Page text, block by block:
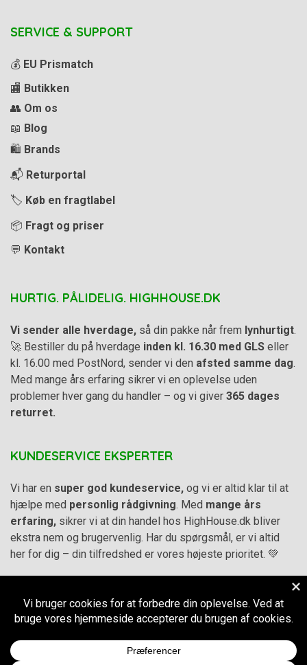
SERVICE & SUPPORT
💰 EU Prismatch
🏬 Butikken
👥 Om os
📖 Blog
🛍️ Brands
📬 Returportal
🏷️ Køb en fragtlabel
📦 Fragt og priser
💬 Kontakt
HURTIG. PÅLIDELIG. HIGHHOUSE.DK
Vi sender alle hverdage, så din pakke når frem lynhurtigt.
🚀 Bestiller du på hverdage inden kl. 16.30 med GLS eller
kl. 16.00 med PostNord, sender vi den afsted samme dag.
Med mange års erfaring sikrer vi en oplevelse uden
problemer hver gang du handler – og vi giver 365 dages
returret.
KUNDESERVICE EKSPERTER
Vi har en super god kundeservice, og vi er altid klar til at
hjælpe med personlig rådgivning. Med mange års
erfaring, sikrer vi at din handel hos HighHouse.dk bliver
ekstra nem og brugervenlig. Har du spørgsmål, er vi altid
her for dig – din tilfredshed er vores højeste prioritet. 💚
Handelsbetingelser–
Cookie- og privatlivspolitik